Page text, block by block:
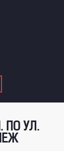
ПО УЛ.